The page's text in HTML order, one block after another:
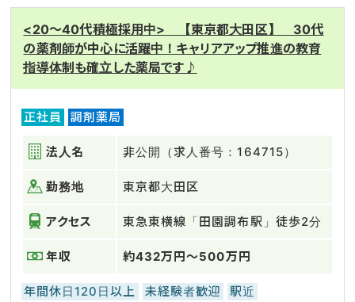
<20～40代積極採用中> 【東京都大田区】 30代
の薬剤師が中心に活躍中！キャリアアップ推進の教育
指導体制も確立した薬局です♪
正社員 調剤薬局
法人名 非公開（求人番号：164715）
勤務地 東京都大田区
アクセス 東急東横線「田園調布駅」徒歩2分
年収 約432万円～500万円
年間休日120日以上 未経験者歓迎
駅近